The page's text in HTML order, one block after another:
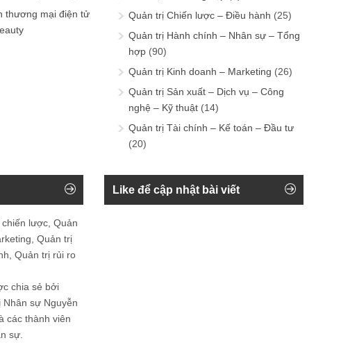
thương mại điện tử
Quản trị Chiến lược – Điều hành (25)
Quản trị Hành chính – Nhân sự – Tổng
hợp (90)
Quản trị Kinh doanh – Marketing (26)
Quản trị Sản xuất – Dịch vụ – Công
nghệ – Kỹ thuật (14)
Quản trị Tài chính – Kế toán – Đầu tư
(20)
lược, Quản
Quản trị
Quản trị rủi ro
chia sẻ bởi
sự Nguyễn
các thành viên
sự.
Like để cập nhật bài viết